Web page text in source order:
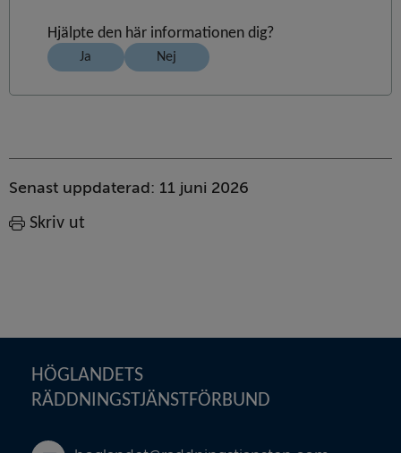
Hjälpte den här informationen dig?
Ja Nej
Senast uppdaterad: 11 juni 2026
Skriv ut
HÖGLANDETS
RÄDDNINGSTJÄNSTFÖRBUND